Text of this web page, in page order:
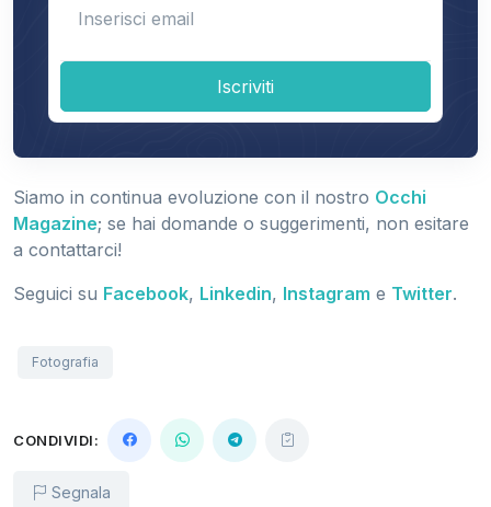
Iscriviti
Siamo in continua evoluzione con il nostro Occhi
Magazine; se hai domande o suggerimenti, non esitare
a contattarci!
Seguici su Facebook, Linkedin, Instagram e Twitter.
Fotografia
CONDIVIDI:
Segnala